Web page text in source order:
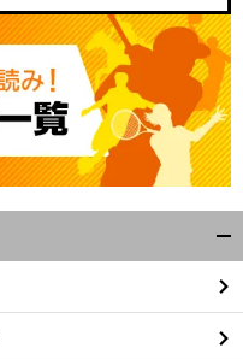
閉
る